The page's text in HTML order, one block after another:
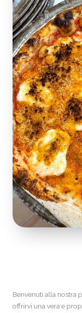
Benvenuti alla nostra
offrirvi una vera e